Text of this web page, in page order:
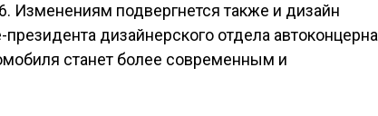
Изменениям подвергнется также и дизайн
дизайнерского отдела автоконцерна
станет более современным и